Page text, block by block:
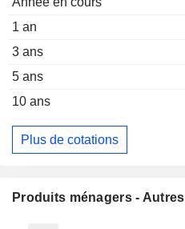
1 an
3 ans
5 ans
10 ans
Plus de cotations
Produits ménagers - Autres